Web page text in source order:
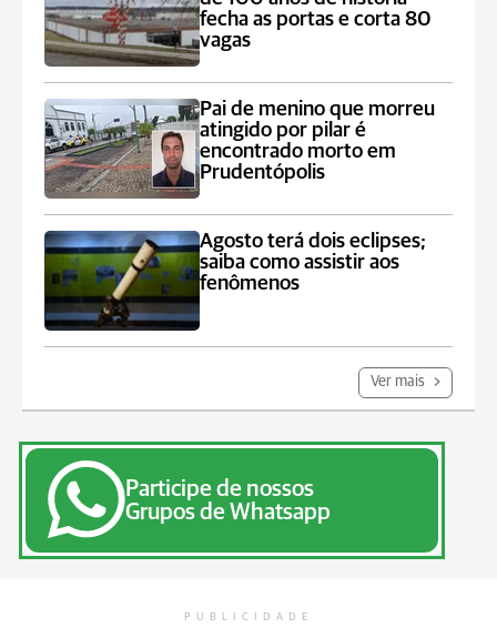
fecha as portas e corta 80
vagas
Pai de menino que morreu
atingido por pilar é
encontrado morto em
Prudentópolis
Agosto terá dois eclipses;
saiba como assistir aos
fenômenos
Ver mais
Participe de nossos
Grupos de Whatsapp
PUBLICIDADE